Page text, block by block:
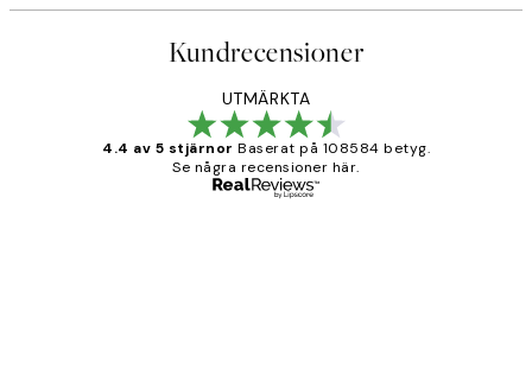
Kundrecensioner
UTMÄRKTA
4.4 av 5 stjärnor Baserat på 108584 betyg.
Se några recensioner här.